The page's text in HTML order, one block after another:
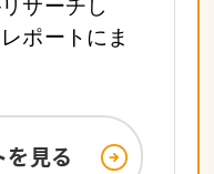
サーチし
ポートにま
を見る